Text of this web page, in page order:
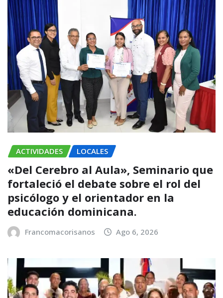
ACTIVIDADES LOCALES
«Del Cerebro al Aula», Seminario que
fortaleció el debate sobre el rol del
psicólogo y el orientador en la
educación dominicana.
Francomacorisanos Ago 6, 2026